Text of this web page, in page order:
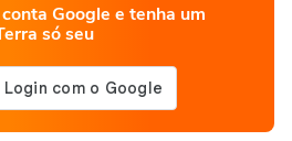
Google e tenha um
só seu